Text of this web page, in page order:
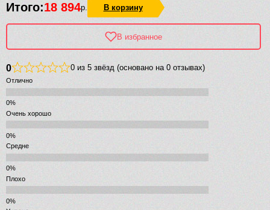
Сифон для поддона Radaway R500 (хром глянцевый)
Сифон для поддона Radaway 690P (хром глянцевый)
+
2162 р.
Итого:18 894р. В корзину
В избранное
0 0 из 5 звёзд (основано на 0 отзывах)
Отлично
Очень хорошо
Средне
Плохо